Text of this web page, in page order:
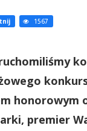
1567
honorowym
premier